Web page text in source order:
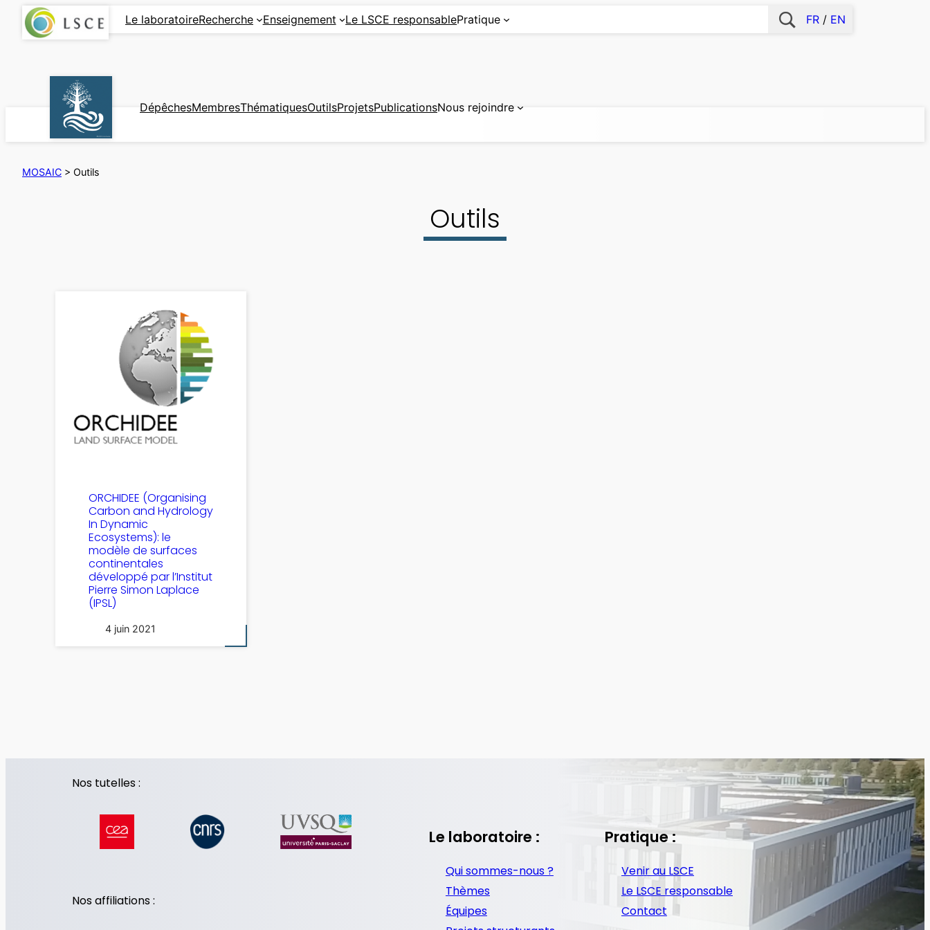
Aller
Le laboratoireRecherche Enseignement Le LSCE responsablePratique FR EN
DépêchesMembresThématiquesOutilsProjetsPublicationsNous rejoindre
MOSAIC > Outils
Outils
ORCHIDEE (Organising
Carbon and Hydrology
In Dynamic
Ecosystems): le
modèle de surfaces
continentales
développé par l’Institut
Pierre Simon Laplace
(IPSL)
4 juin 2021
Nos tutelles :
Nos affiliations :
Le laboratoire :
Qui sommes-nous ?
Thèmes
Équipes
Pratique :
Venir au LSCE
Le LSCE responsable
Contact